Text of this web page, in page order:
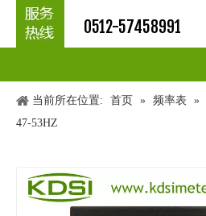
0512-57458991
当前所在位置: 首页 » 频率表 »
47-53HZ